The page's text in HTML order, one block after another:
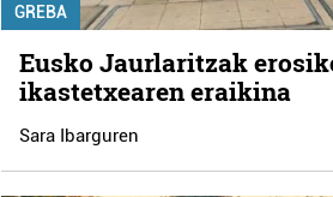
GREBA
Eusko Jaurlaritzak
ikastetxearen eraikina
Sara Ibarguren